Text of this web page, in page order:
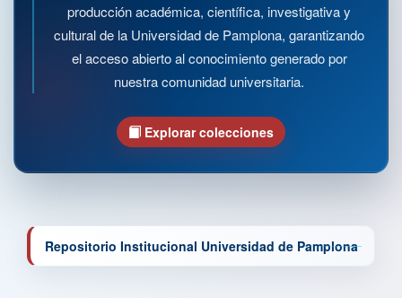
producción académica, científica, investigativa y
cultural de la Universidad de Pamplona, garantizando
el acceso abierto al conocimiento generado por
nuestra comunidad universitaria.
Explorar colecciones
Repositorio Institucional Universidad de Pamplona